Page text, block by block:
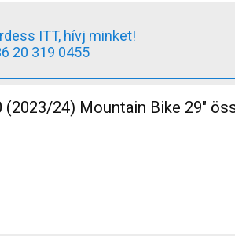
ITT, hívj minket!
20 319 0455
össztelós / fully